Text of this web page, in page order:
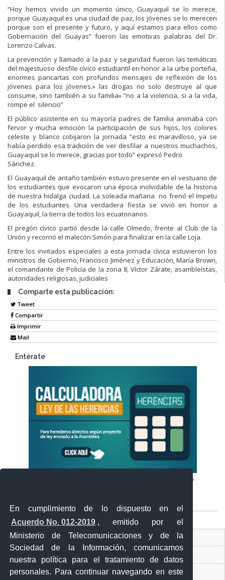
En cumplimiento de lo dispuesto en el
Acuerdo No. 012-2019 , emitido por el
Ministerio de Telecomunicaciones y de la
Sociedad de la Información, comunicamos
nuestra política para el tratamiento de datos
personales. Para continuar navegando en este
“Hoy hemos vivido un momento único, Guayaquil se lo merece,
porque Guayaquil es una ciudad de paz, los jóvenes se lo merecen
porque son el presente y futuro, y aquí estamos para ellos como
Gobernación del Guayas” fueron las emotivas palabras del Dr.
Lorenzo Calvas.
La prevención y llamado a la paz y seguridad fueron las temáticas
del majestuoso desfile cívico estudiantil en honor a la urbe porteña,
enormes pancartas con profundos mensajes de reflexión de los
jóvenes para los jóvenes.» las drogas no solo destruye al que
consume, sino también a su familia» “no a la violencia, si a la vida,
rompe el silencio”
El público asistente en su mayoría padres de familia animaba con
fervor y mucha emoción la participación de sus hijos, los colores
celeste y blanco cobijaron la jornada “esto es maravilloso, ya se
había perdido esa tradición de ver desfilar a nuestros muchachos,
Guayaquil se lo merece, gracias por todo” expresó Pedro
Sánchez.
El Guayaquil de antaño también estuvo presente en el vestuario de
los estudiantes que evocaron una época inolvidable de la historia
de nuestra hidalga ciudad. La soleada mañana no frenó el ímpetu
de los estudiantes. Una verdadera fiesta se vivió en honor a
Guayaquil, la tierra de todos los ecuatorianos.
El pregón cívico partió desde la calle Olmedo, frente al Club de la
Unión y recorrió el malecón Simón para finalizar en la calle Loja.
Entre los invitados especiales a esta jornada cívica estuvieron los
ministros de Gobierno, Francisco Jiménez y Educación, María Brown,
el comandante de Policía de la zona 8, Víctor Zárate, asambleístas,
autoridades religiosas, judiciales
Comparte esta publicación:
Tweet
Compartir
Imprimir
Mail
Entérate
Ventanilla Única Virtual
Ventanilla Única de Comercio Exterior
Gobierno Abierto